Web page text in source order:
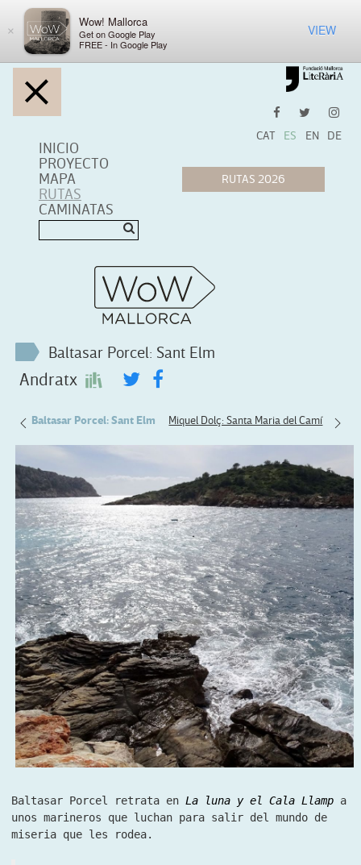
×
Wow! Mallorca
Get on Google Play
FREE - In Google Play
VIEW
INICIO
PROYECTO
MAPA
RUTAS
CAMINATAS
CAT ES EN DE
Baltasar Porcel: Sant Elm
Andratx
Baltasar Porcel: Sant Elm Miquel Dolç: Santa Maria del Camí
Baltasar Porcel retrata en La luna y el Cala Llampa
unos marineros que luchan para salir del mundo de
miseria que les rodea.